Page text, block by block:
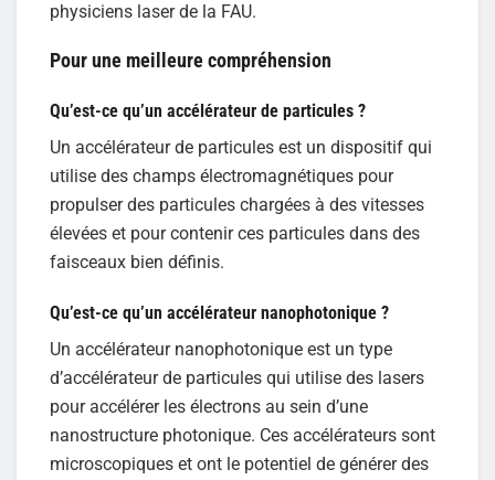
physiciens laser de la FAU.
Pour une meilleure compréhension
Qu’est-ce qu’un accélérateur de particules ?
Un accélérateur de particules est un dispositif qui
utilise des champs électromagnétiques pour
propulser des particules chargées à des vitesses
élevées et pour contenir ces particules dans des
faisceaux bien définis.
Qu’est-ce qu’un accélérateur nanophotonique ?
Un accélérateur nanophotonique est un type
d’accélérateur de particules qui utilise des lasers
pour accélérer les électrons au sein d’une
nanostructure photonique. Ces accélérateurs sont
microscopiques et ont le potentiel de générer des